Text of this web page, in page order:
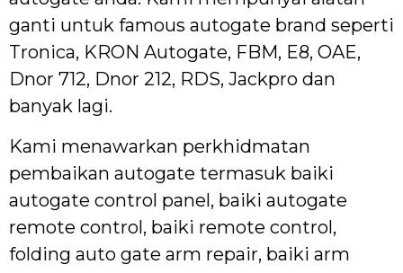
ganti untuk famous autogate brand seperti
Tronica, KRON Autogate, FBM, E8, OAE,
Dnor 712, Dnor 212, RDS, Jackpro dan
banyak lagi.
Kami menawarkan perkhidmatan
pembaikan autogate termasuk baiki
autogate control panel, baiki autogate
remote control, baiki remote control,
folding auto gate arm repair, baiki arm